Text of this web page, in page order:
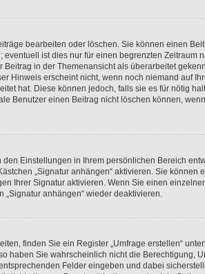
bearbeiten oder löschen. Sie können einen
ist dies nur für einen begrenzten Zeitraum
in der Themenansicht als überarbeitet
Hinweis erscheint nicht, wenn noch niemand auf
hat. Diese können jedoch, falls sie es für nötig
Benutzer einen Beitrag nicht löschen können,
Einstellungen in Ihrem persönlichen Bereich
„Signatur anhängen“ aktivieren. Sie können
Ihrer Signatur aktivieren. Wenn Sie einen
anhängen“ wieder deaktivieren.
finden Sie ein Register „Umfrage erstellen“
haben Sie wahrscheinlich nicht die Berechtigung,
Felder eingeben und dabei